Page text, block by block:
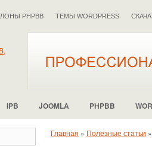
PHPBB ТЕМЫ WORDPRESS
IPB JOOMLA PHPBB
Главная » Полезные статьи »